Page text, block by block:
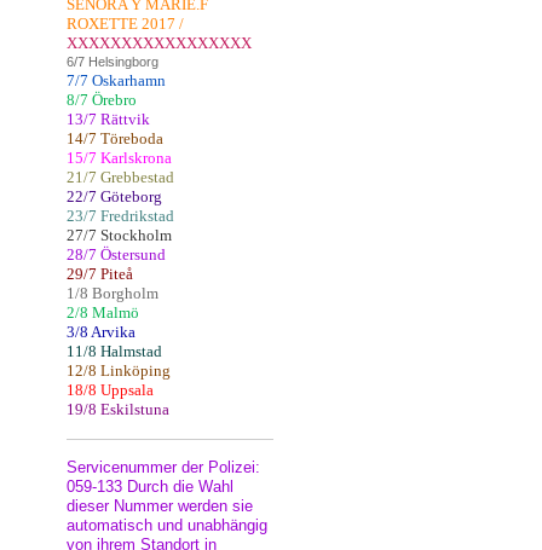
SEÑORA Y MARIE.F
ROXETTE 2017 /
XXXXXXXXXXXXXXXXX
6/7 Helsingborg
7/7 Oskarhamn
8/7 Örebro
13/7 Rättvik
14/7 Töreboda
15/7 Karlskrona
21/7 Grebbestad
22/7 Göteborg
23/7 Fredrikstad
27/7 Stockholm
28/7 Östersund
29/7 Piteå
1/8 Borgholm
2/8 Malmö
3/8 Arvika
11/8 Halmstad
12/8 Linköping
18/8 Uppsala
19/8 Eskilstuna
Servicenummer der Polizei:
059-133 Durch die Wahl
dieser Nummer werden sie
automatisch und unabhängig
von ihrem Standort in